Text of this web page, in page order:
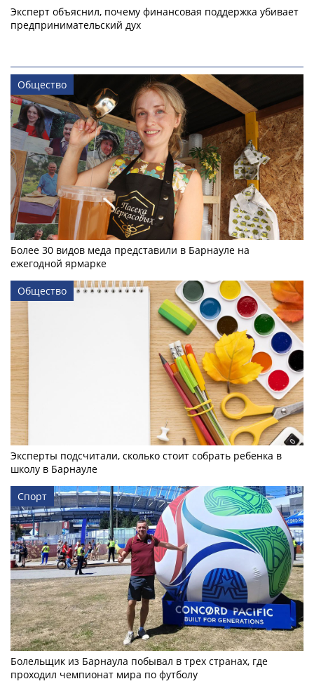
Эксперт объяснил, почему финансовая поддержка убивает
предпринимательский дух
Общество
Более 30 видов меда представили в Барнауле на
ежегодной ярмарке
Общество
Эксперты подсчитали, сколько стоит собрать ребенка в
школу в Барнауле
Спорт
Болельщик из Барнаула побывал в трех странах, где
проходил чемпионат мира по футболу